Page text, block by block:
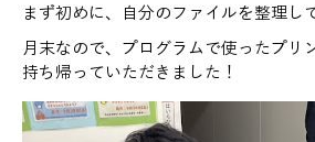
まず初めに、自分のファイルを整理し
月末なので、プログラムで使ったプリ
持ち帰っていただきました！